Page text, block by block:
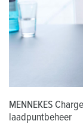
MENNEKES
laadpuntbeheer